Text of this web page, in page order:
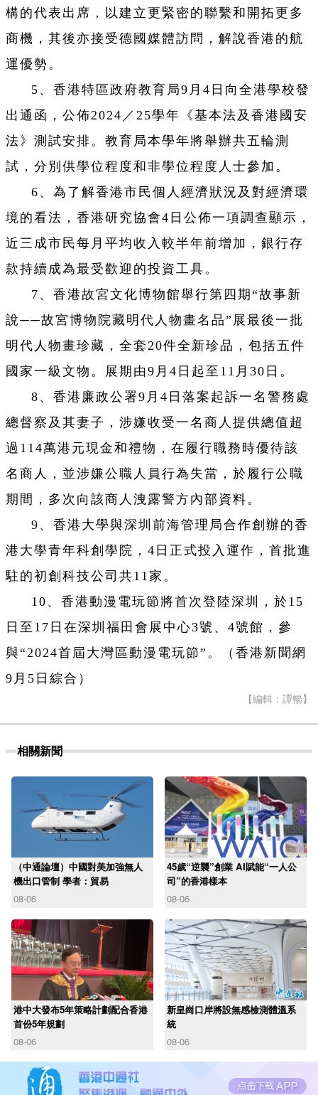
構的代表出席，以建立更緊密的聯繫和開拓更多
商機，其後亦接受德國媒體訪問，解說香港的航
運優勢。
5、香港特區政府教育局9月4日向全港學校發
出通函，公佈2024／25學年《基本法及香港國安
法》測試安排。教育局本學年將舉辦共五輪測
試，分別供學位程度和非學位程度人士參加。
6、為了解香港市民個人經濟狀況及對經濟環
境的看法，香港研究協會4日公佈一項調查顯示，
近三成市民每月平均收入較半年前增加，銀行存
款持續成為最受歡迎的投資工具。
7、香港故宮文化博物館舉行第四期“故事新
說──故宮博物院藏明代人物畫名品”展最後一批
明代人物畫珍藏，全套20件全新珍品，包括五件
國家一級文物。展期由9月4日起至11月30日。
8、香港廉政公署9月4日落案起訴一名警務處
總督察及其妻子，涉嫌收受一名商人提供總值超
過114萬港元現金和禮物，在履行職務時優待該
名商人，並涉嫌公職人員行為失當，於履行公職
期間，多次向該商人洩露警方內部資料。
9、香港大學與深圳前海管理局合作創辦的香
港大學青年科創學院，4日正式投入運作，首批進
駐的初創科技公司共11家。
10、香港動漫電玩節將首次登陸深圳，於15
日至17日在深圳福田會展中心3號、4號館，參
與“2024首屆大灣區動漫電玩節”。（香港新聞網
9月5日綜合）
【編輯：譚暢】
相關新聞
（中通論壇）中國對美加強無人
機出口管制 學者：貿易
08-06
45歲“逆襲”創業 AI賦能“一人公
司”的香港樣本
08-06
港中大發布5年策略計劃配合香港
首份5年規劃
08-06
新皇崗口岸將設無感檢測體溫系
統
08-06